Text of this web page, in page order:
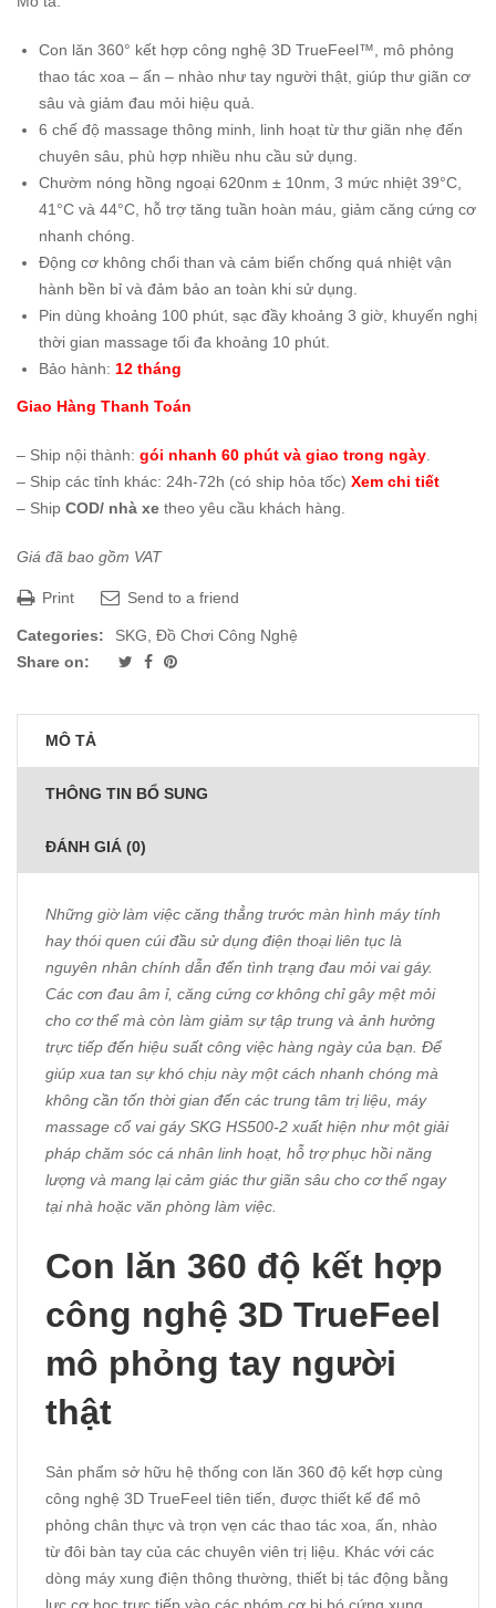
Con lăn 360° kết hợp công nghệ 3D TrueFeel™, mô phỏng
thao tác xoa – ấn – nhào như tay người thật, giúp thư giãn cơ
sâu và giảm đau mỏi hiệu quả.
6 chế độ massage thông minh, linh hoạt từ thư giãn nhẹ đến
chuyên sâu, phù hợp nhiều nhu cầu sử dụng.
Chườm nóng hồng ngoại 620nm ± 10nm, 3 mức nhiệt 39°C,
41°C và 44°C, hỗ trợ tăng tuần hoàn máu, giảm căng cứng cơ
nhanh chóng.
Động cơ không chổi than và cảm biến chống quá nhiệt vận
hành bền bỉ và đảm bảo an toàn khi sử dụng.
Pin dùng khoảng 100 phút, sạc đầy khoảng 3 giờ, khuyến nghị
thời gian massage tối đa khoảng 10 phút.
Bảo hành: 12 tháng
Giao Hàng Thanh Toán
– Ship nội thành: gói nhanh 60 phút và giao trong ngày
– Ship các tỉnh khác: 24h-72h (có ship hỏa tốc) Xem chi tiết
– Ship COD/ nhà xe theo yêu cầu khách hàng.
Giá đã bao gồm VAT
Print Send to a friend
Categories: SKG Đồ Chơi Công Nghệ
Share on:
MÔ TẢ
THÔNG TIN BỔ SUNG
ĐÁNH GIÁ (0)
Những giờ làm việc căng thẳng trước màn hình máy tính
hay thói quen cúi đầu sử dụng điện thoại liên tục là
nguyên nhân chính dẫn đến tình trạng đau mỏi vai gáy.
Các cơn đau âm ỉ, căng cứng cơ không chỉ gây mệt mỏi
cho cơ thể mà còn làm giảm sự tập trung và ảnh hưởng
trực tiếp đến hiệu suất công việc hàng ngày của bạn. Để
giúp xua tan sự khó chịu này một cách nhanh chóng mà
không cần tốn thời gian đến các trung tâm trị liệu, máy
massage cổ vai gáy SKG HS500-2 xuất hiện như một giải
pháp chăm sóc cá nhân linh hoạt, hỗ trợ phục hồi năng
lượng và mang lại cảm giác thư giãn sâu cho cơ thể ngay
tại nhà hoặc văn phòng làm việc.
Con lăn 360 độ kết hợp
công nghệ 3D TrueFeel
mô phỏng tay người
thật
Sản phẩm sở hữu hệ thống con lăn 360 độ kết hợp cùng
công nghệ 3D TrueFeel tiên tiến, được thiết kế để mô
phỏng chân thực và trọn vẹn các thao tác xoa, ấn, nhào
từ đôi bàn tay của các chuyên viên trị liệu. Khác với các
dòng máy xung điện thông thường, thiết bị tác động bằng